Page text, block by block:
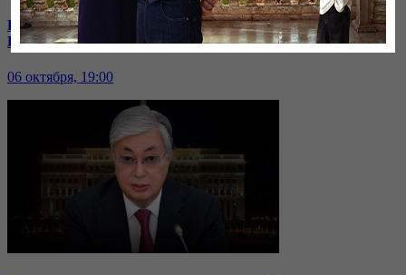
В Иране к протестующим присоединились школьницы |
Кто из политиков готов встать в оппозицию?
06 октября, 19:00